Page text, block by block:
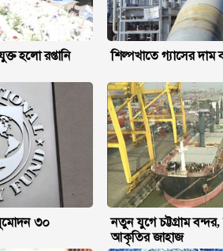
হলো রপ্তানি
শিল্পখাতে গ্যাসের দাম
৩০
নতুন যুগে চট্টগ্রাম
আকৃতির জাহাজ